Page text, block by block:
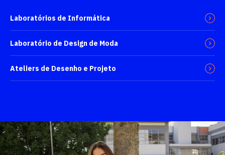
Laboratórios de Informática
Laboratório de Design de Moda
Ateliers de Desenho e Projeto